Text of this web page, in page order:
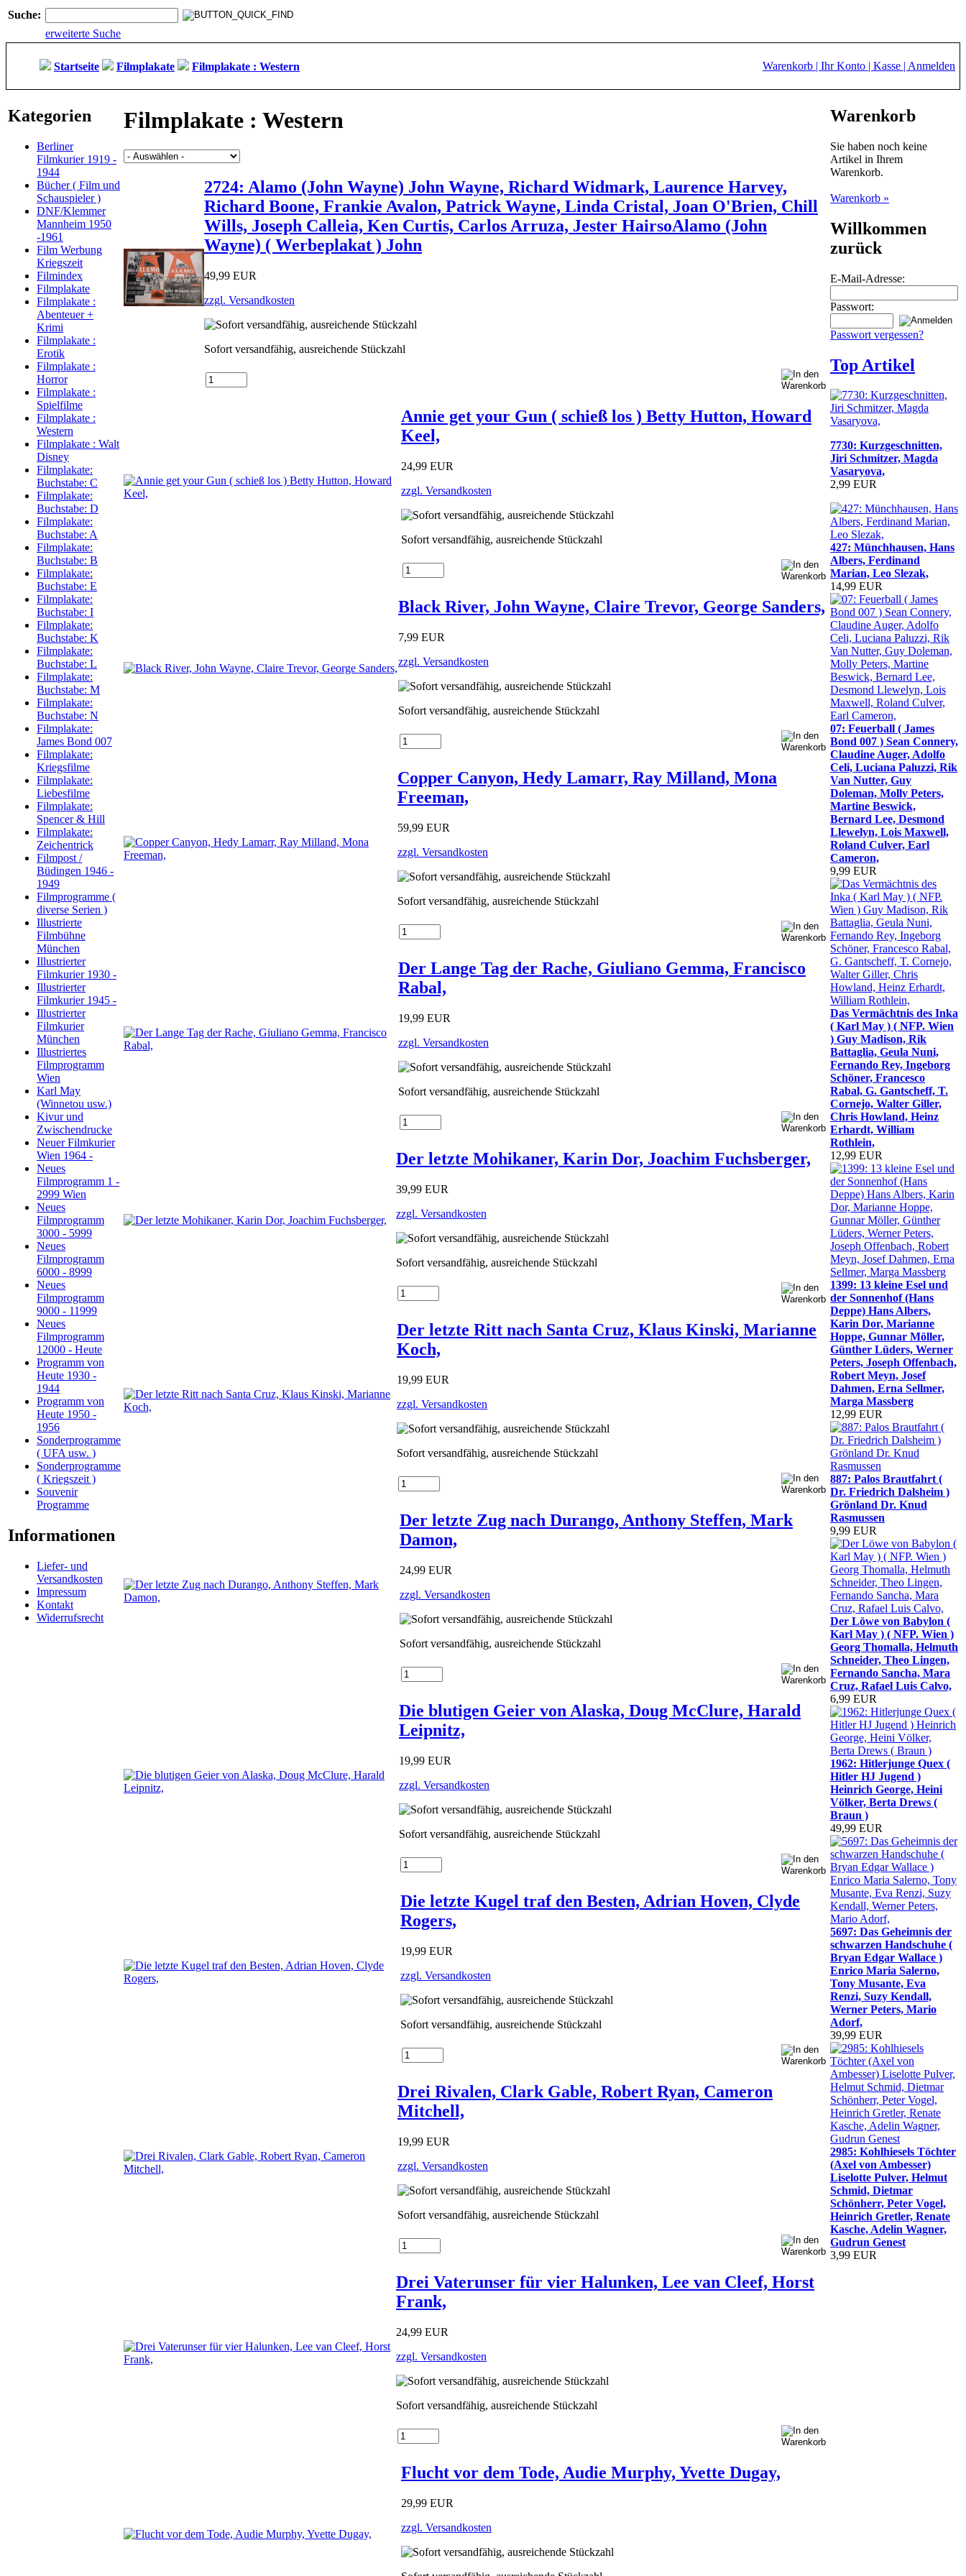
Suche:
erweiterte Suche
Startseite Filmplakate Filmplakate : Western Warenkorb | Ihr Konto | Kasse | Anmelden
Kategorien
Berliner
Filmkurier 1919 -
1944
Bücher ( Film und
Schauspieler )
DNF/Klemmer
Mannheim 1950
-1961
Film Werbung
Kriegszeit
Filmindex
Filmplakate
Filmplakate :
Abenteuer +
Krimi
Filmplakate :
Erotik
Filmplakate :
Horror
Filmplakate :
Spielfilme
Filmplakate :
Western
Filmplakate : Walt
Disney
Filmplakate:
Buchstabe: C
Filmplakate:
Buchstabe: D
Filmplakate:
Buchstabe: A
Filmplakate:
Buchstabe: B
Filmplakate:
Buchstabe: E
Filmplakate:
Buchstabe: I
Filmplakate:
Buchstabe: K
Filmplakate:
Buchstabe: L
Filmplakate:
Buchstabe: M
Filmplakate:
Buchstabe: N
Filmplakate:
James Bond 007
Filmplakate:
Kriegsfilme
Filmplakate:
Liebesfilme
Filmplakate:
Spencer & Hill
Filmplakate:
Zeichentrick
Filmpost /
Büdingen 1946 -
1949
Filmprogramme (
diverse Serien )
Illustrierte
Filmbühne
München
Illustrierter
Filmkurier 1930 -
Illustrierter
Filmkurier 1945 -
Illustrierter
Filmkurier
München
Illustriertes
Filmprogramm
Wien
Karl May
(Winnetou usw.)
Kivur und
Zwischendrucke
Neuer Filmkurier
Wien 1964 -
Neues
Filmprogramm 1 -
2999 Wien
Neues
Filmprogramm
3000 - 5999
Neues
Filmprogramm
6000 - 8999
Neues
Filmprogramm
9000 - 11999
Neues
Filmprogramm
12000 - Heute
Programm von
Heute 1930 -
1944
Programm von
Heute 1950 -
1956
Sonderprogramme
( UFA usw. )
Sonderprogramme
( Kriegszeit )
Souvenir
Programme
Informationen
Liefer- und
Versandkosten
Impressum
Kontakt
Widerrufsrecht
Filmplakate : Western
2724: Alamo (John Wayne) John Wayne, Richard Widmark, Laurence Harvey,
Richard Boone, Frankie Avalon, Patrick Wayne, Linda Cristal, Joan O'Brien, Chill
Wills, Joseph Calleia, Ken Curtis, Carlos Arruza, Jester HairsoAlamo (John
Wayne) ( Werbeplakat ) John
49,99 EUR
zzgl. Versandkosten
Sofort versandfähig, ausreichende Stückzahl
Annie get your Gun ( schieß los ) Betty Hutton, Howard
Keel,
24,99 EUR
zzgl. Versandkosten
Sofort versandfähig, ausreichende Stückzahl
Black River, John Wayne, Claire Trevor, George Sanders,
7,99 EUR
zzgl. Versandkosten
Sofort versandfähig, ausreichende Stückzahl
Copper Canyon, Hedy Lamarr, Ray Milland, Mona
Freeman,
59,99 EUR
zzgl. Versandkosten
Sofort versandfähig, ausreichende Stückzahl
Der Lange Tag der Rache, Giuliano Gemma, Francisco
Rabal,
19,99 EUR
zzgl. Versandkosten
Sofort versandfähig, ausreichende Stückzahl
Der letzte Mohikaner, Karin Dor, Joachim Fuchsberger,
39,99 EUR
zzgl. Versandkosten
Sofort versandfähig, ausreichende Stückzahl
Der letzte Ritt nach Santa Cruz, Klaus Kinski, Marianne
Koch,
19,99 EUR
zzgl. Versandkosten
Sofort versandfähig, ausreichende Stückzahl
Der letzte Zug nach Durango, Anthony Steffen, Mark
Damon,
24,99 EUR
zzgl. Versandkosten
Sofort versandfähig, ausreichende Stückzahl
Die blutigen Geier von Alaska, Doug McClure, Harald
Leipnitz,
19,99 EUR
zzgl. Versandkosten
Sofort versandfähig, ausreichende Stückzahl
Die letzte Kugel traf den Besten, Adrian Hoven, Clyde
Rogers,
19,99 EUR
zzgl. Versandkosten
Sofort versandfähig, ausreichende Stückzahl
Drei Rivalen, Clark Gable, Robert Ryan, Cameron
Mitchell,
19,99 EUR
zzgl. Versandkosten
Sofort versandfähig, ausreichende Stückzahl
Drei Vaterunser für vier Halunken, Lee van Cleef, Horst
Frank,
24,99 EUR
zzgl. Versandkosten
Sofort versandfähig, ausreichende Stückzahl
Flucht vor dem Tode, Audie Murphy, Yvette Dugay,
29,99 EUR
zzgl. Versandkosten
Warenkorb
Sie haben noch keine
Artikel in Ihrem
Warenkorb.
Warenkorb »
Willkommen
zurück
E-Mail-Adresse:
Passwort:
Passwort vergessen?
Top Artikel
7730: Kurzgeschnitten,
Jiri Schmitzer, Magda
Vasaryova,
2,99 EUR
427: Münchhausen, Hans
Albers, Ferdinand
Marian, Leo Slezak,
14,99 EUR
07: Feuerball ( James
Bond 007 ) Sean Connery,
Claudine Auger, Adolfo
Celi, Luciana Paluzzi, Rik
Van Nutter, Guy
Doleman, Molly Peters,
Martine Beswick,
Bernard Lee, Desmond
Llewelyn, Lois Maxwell,
Roland Culver, Earl
Cameron,
9,99 EUR
Das Vermächtnis des Inka
( Karl May ) ( NFP. Wien
) Guy Madison, Rik
Battaglia, Geula Nuni,
Fernando Rey, Ingeborg
Schöner, Francesco
Rabal, G. Gantscheff, T.
Cornejo, Walter Giller,
Chris Howland, Heinz
Erhardt, William
Rothlein,
12,99 EUR
1399: 13 kleine Esel und
der Sonnenhof (Hans
Deppe) Hans Albers,
Karin Dor, Marianne
Hoppe, Gunnar Möller,
Günther Lüders, Werner
Peters, Joseph Offenbach,
Robert Meyn, Josef
Dahmen, Erna Sellmer,
Marga Massberg
12,99 EUR
887: Palos Brautfahrt (
Dr. Friedrich Dalsheim )
Grönland Dr. Knud
Rasmussen
9,99 EUR
Der Löwe von Babylon (
Karl May ) ( NFP. Wien )
Georg Thomalla, Helmuth
Schneider, Theo Lingen,
Fernando Sancha, Mara
Cruz, Rafael Luis Calvo,
6,99 EUR
1962: Hitlerjunge Quex (
Hitler HJ Jugend )
Heinrich George, Heini
Völker, Berta Drews (
Braun )
49,99 EUR
5697: Das Geheimnis der
schwarzen Handschuhe (
Bryan Edgar Wallace )
Enrico Maria Salerno,
Tony Musante, Eva
Renzi, Suzy Kendall,
Werner Peters, Mario
Adorf,
39,99 EUR
2985: Kohlhiesels Töchter
(Axel von Ambesser)
Liselotte Pulver, Helmut
Schmid, Dietmar
Schönherr, Peter Vogel,
Heinrich Gretler, Renate
Kasche, Adelin Wagner,
Gudrun Genest
3,99 EUR